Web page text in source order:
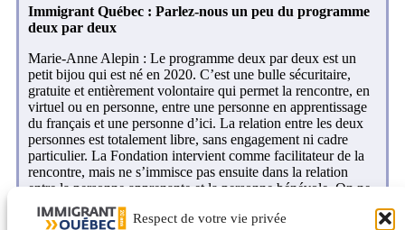
Respect de votre vie privée
Immigrant Québec : Parlez-nous un peu du programme
deux par deux
Marie-Anne Alepin : Le programme deux par deux est un
petit bijou qui est né en 2020. C’est une bulle sécuritaire,
gratuite et entièrement volontaire qui permet la rencontre, en
virtuel ou en personne, entre une personne en apprentissage
du français et une personne d’ici. La relation entre les deux
personnes est totalement libre, sans engagement ni cadre
particulier. La Fondation intervient comme facilitateur de la
rencontre, mais ne s’immisce pas ensuite dans la relation
entre la personne apprenante et la personne bénévole. On ne
mesure pas l’assiduité des participants ni les éventuels
progrès qui sont réalisés.